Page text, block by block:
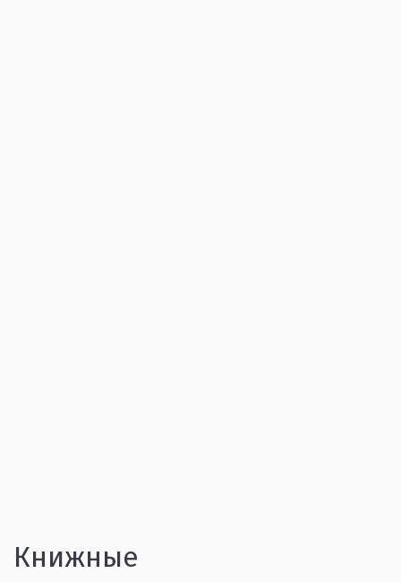
Книжные